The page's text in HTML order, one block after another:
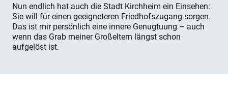
Nun endlich hat auch die Stadt Kirchheim ein Einsehen:
Sie will für einen geeigneteren Friedhofszugang sorgen.
Das ist mir persönlich eine innere Genugtuung – auch
wenn das Grab meiner Großeltern längst schon
aufgelöst ist.